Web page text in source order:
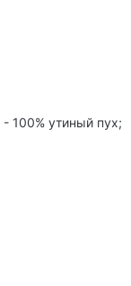
100% утиный пух;